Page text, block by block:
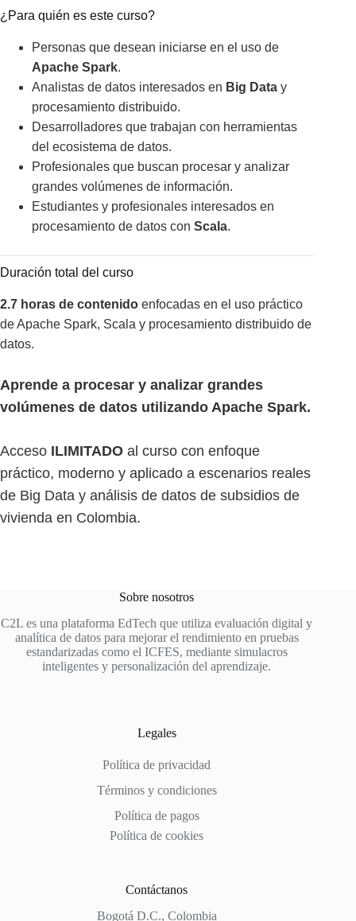
¿Para quién es este curso?
Personas que desean iniciarse en el uso de
Apache Spark.
Analistas de datos interesados en Big Data y
procesamiento distribuido.
Desarrolladores que trabajan con herramientas
del ecosistema de datos.
Profesionales que buscan procesar y analizar
grandes volúmenes de información.
Estudiantes y profesionales interesados en
procesamiento de datos con Scala.
Duración total del curso
2.7 horas de contenido enfocadas en el uso práctico
de Apache Spark, Scala y procesamiento distribuido de
datos.
Aprende a procesar y analizar grandes
volúmenes de datos utilizando Apache Spark.
Acceso ILIMITADO al curso con enfoque
práctico, moderno y aplicado a escenarios reales
de Big Data y análisis de datos de subsidios de
vivienda en Colombia.
Sobre nosotros
C2L es una plataforma EdTech que utiliza evaluación digital y
analítica de datos para mejorar el rendimiento en pruebas
estandarizadas como el ICFES, mediante simulacros
inteligentes y personalización del aprendizaje.
Legales
Política de privacidad
Términos y condiciones
Política de pagos
Política de cookies
Contáctanos
Bogotá D.C., Colombia